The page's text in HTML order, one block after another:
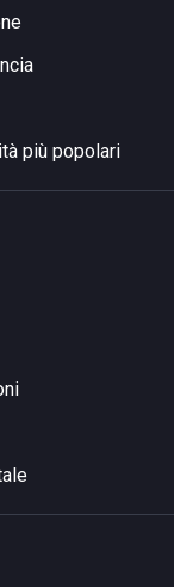
più popolari